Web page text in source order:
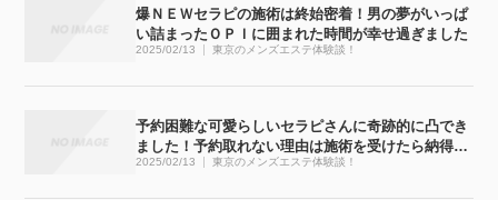
爆ＮＥＷセラピの施術は終始密着！男の夢がいっぱ
い詰まったＯＰＩに囲まれた時間が幸せ過ぎました
2025/02/13 東京のメンズエステ体験談！
予約困難な可愛らしいセラピさんに奇跡的に凸でき
ました！予約取れない理由は施術を受けたら納得で
す
2025/02/13 東京のメンズエステ体験談！